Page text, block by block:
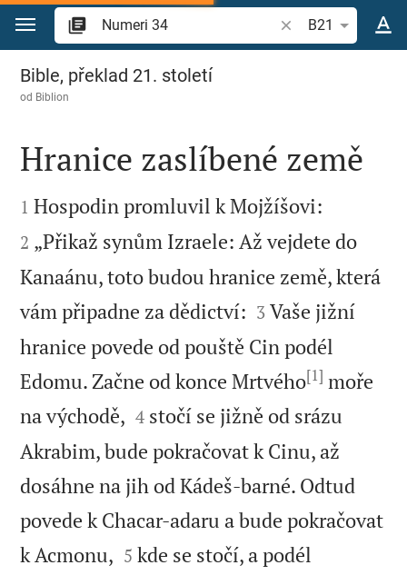
Přejít na obsah
Vyhledat biblický
B21
Numeri 34
Bible, překlad 21. století
od Biblion

Hranice zaslíbené země

1 Hospodin promluvil k Mojžíšovi:
2 „Přikaž synům Izraele: Až vejdete do
Kanaánu, toto budou hranice země, která
vám připadne za dědictví: 

3 Vaše jižní
hranice povede od pouště Cin podél
Edomu. Začne od konce Mrtvého[1] moře
na východě, 

4 stočí se jižně od srázu
Akrabim, bude pokračovat k Cinu, až
dosáhne na jih od Kádeš-barné. Odtud
povede k Chacar-adaru a bude pokračovat
k Acmonu, 

5 kde se stočí, a podél